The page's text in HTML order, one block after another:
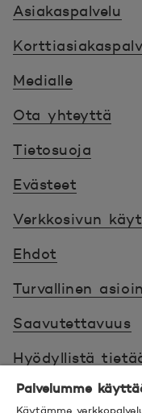
Asiakaspalvelu
Medialle
Ota yhteyttä
Tietosuoja
Evästeet
Verkkosivun
Ehdot
Turvallinen
Saavutettavuus
Hyödyllistä
© 2026 POP
Palvelumme
Käytämme